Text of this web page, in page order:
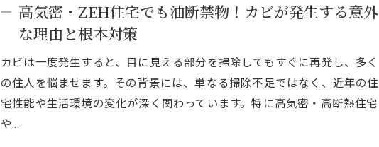
高気密・ZEH住宅でも油断禁物！カビが発生する意外
な理由と根本対策
カビは一度発生すると、目に見える部分を掃除してもすぐに再発し、多く
の住人を悩ませます。その背景には、単なる掃除不足ではなく、近年の住
宅性能や生活環境の変化が深く関わっています。特に高気密・高断熱住宅
や...